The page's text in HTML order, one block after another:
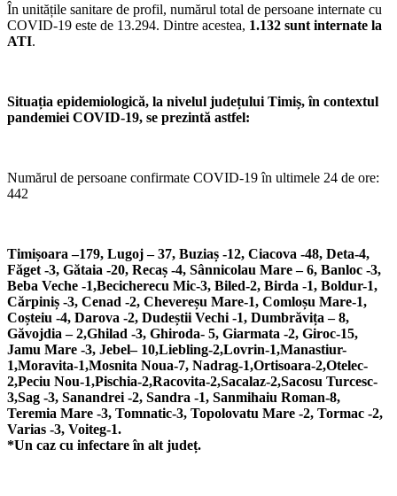
În unitățile sanitare de profil, numărul total de persoane internate cu
COVID-19 este de 13.294. Dintre acestea, 1.132 sunt internate la
ATI.
Situația epidemiologică, la nivelul județului Timiș, în contextul
pandemiei COVID-19, se prezintă astfel:
Numărul de persoane confirmate COVID-19 în ultimele 24 de ore:
442
Timișoara –179, Lugoj – 37, Buziaș -12, Ciacova -48, Deta-4,
Făget -3, Gătaia -20, Recaș -4, Sânnicolau Mare – 6, Banloc -3,
Beba Veche -1,Becicherecu Mic-3, Biled-2, Birda -1, Boldur-1,
Cărpiniș -3, Cenad -2, Chevereșu Mare-1, Comloșu Mare-1,
Coșteiu -4, Darova -2, Dudeștii Vechi -1, Dumbrăvița – 8,
Găvojdia – 2,Ghilad -3, Ghiroda- 5, Giarmata -2, Giroc-15,
Jamu Mare -3, Jebel– 10,Liebling-2,Lovrin-1,Manastiur-
1,Moravita-1,Mosnita Noua-7, Nadrag-1,Ortisoara-2,Otelec-
2,Peciu Nou-1,Pischia-2,Racovita-2,Sacalaz-2,Sacosu Turcesc-
3,Sag -3, Sanandrei -2, Sandra -1, Sanmihaiu Roman-8,
Teremia Mare -3, Tomnatic-3, Topolovatu Mare -2, Tormac -2,
Varias -3, Voiteg-1.
*Un caz cu infectare în alt județ.